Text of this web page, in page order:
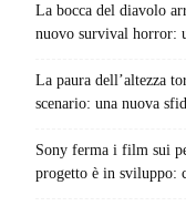
La bocca del diavolo
nuovo survival horror:
La paura dell’altezza
scenario: una nuova
Sony ferma i film sui
progetto è in sviluppo: